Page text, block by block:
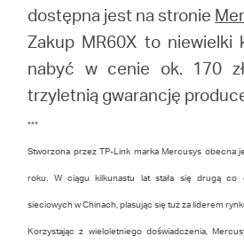
dostępna jest na stronie
Zakup MR60X to niewielki
nabyć w cenie ok. 170
trzyletnią gwarancję
***
Stworzona przez TP-Link marka Mercusys obecna
roku. W ciągu kilkunastu lat stała się drugą co
sieciowych w Chinach, plasując się tuż za liderem
Korzystając z wieloletniego doświadczenia,